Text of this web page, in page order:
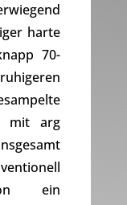
harte
70-
mit arg
ein